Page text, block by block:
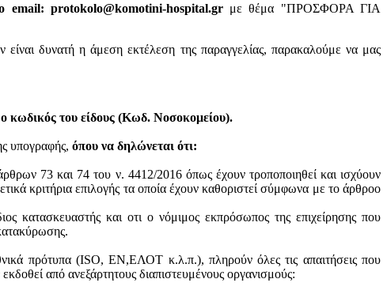
email: protokolo@komotini-hospital.grμε θέμα "ΠΡΟΣΦΟΡΑ ΓΙΑ
δυνατή η άμεση εκτέλεση της παραγγελίας, παρακαλούμε να μας
του είδους (Κωδ. Νοσοκομείου).
υπογραφής, όπου να δηλώνεται ότι:
73 και 74 του ν. 4412/2016 όπως έχουν τροποποιηθεί και ισχύουν
κριτήρια επιλογής τα οποία έχουν καθοριστεί σύμφωνα με τo άρθροo
κατασκευαστής και oτι ο νόμιμος εκπρόσωπος της επιχείρησης που
πρότυπα (ISO, ΕΝ,ΕΛΟΤ κ.λ.π.), πληρούν όλες τις απαιτήσεις που
από ανεξάρτητους διαπιστευμένους οργανισμούς: